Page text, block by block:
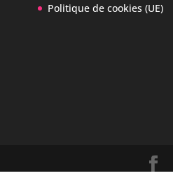
Politique de cookies (UE)